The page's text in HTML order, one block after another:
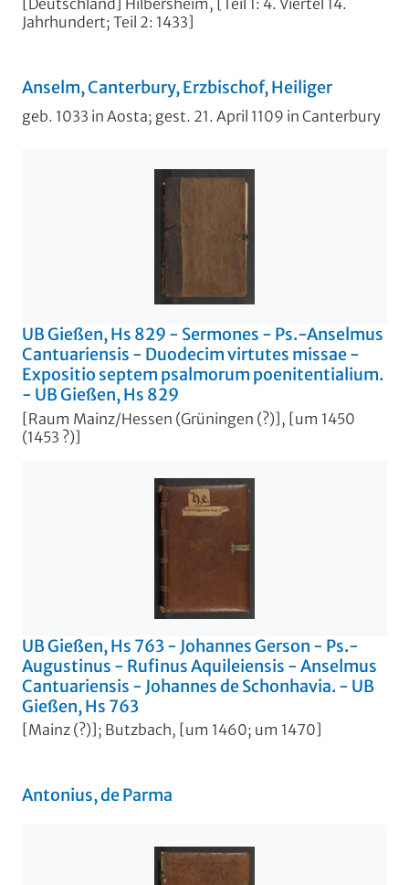
[Deutschland] Hilbersheim, [Teil 1: 4. Viertel 14.
Jahrhundert; Teil 2: 1433]
Anselm, Canterbury, Erzbischof, Heiliger
geb. 1033 in Aosta; gest. 21. April 1109 in Canterbury
UB Gießen, Hs 829 - Sermones - Ps.-Anselmus
Cantuariensis - Duodecim virtutes missae -
Expositio septem psalmorum poenitentialium.
- UB Gießen, Hs 829
[Raum Mainz/Hessen (Grüningen (?)], [um 1450
(1453 ?)]
UB Gießen, Hs 763 - Johannes Gerson - Ps.-
Augustinus - Rufinus Aquileiensis - Anselmus
Cantuariensis - Johannes de Schonhavia. - UB
Gießen, Hs 763
[Mainz (?)]; Butzbach, [um 1460; um 1470]
Antonius, de Parma